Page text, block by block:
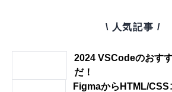
\ 人気記事 /
2024 VSCodeのおす
だ！
FigmaからHTML/CSS